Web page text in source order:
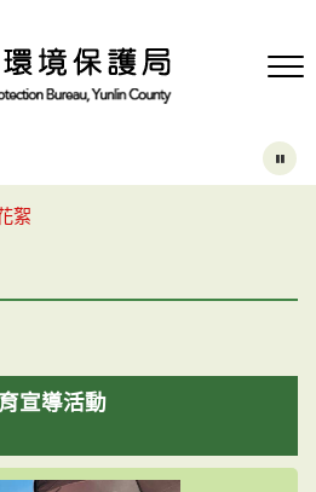
絮
宣導活動